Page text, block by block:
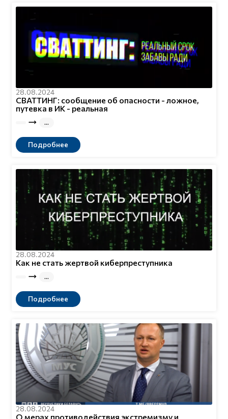
28.08.2024
СВАТТИНГ: сообщение об опасности - ложное,
путевка в ИК - реальная
Подробнее
28.08.2024
Как не стать жертвой киберпреступника
Подробнее
28.08.2024
О мерах противодействия экстремизму и